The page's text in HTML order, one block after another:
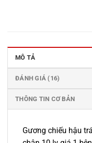
MÔ TẢ
ĐÁNH GIÁ (16)
THÔNG TIN CƠ BẢN
Gương chiếu hậu